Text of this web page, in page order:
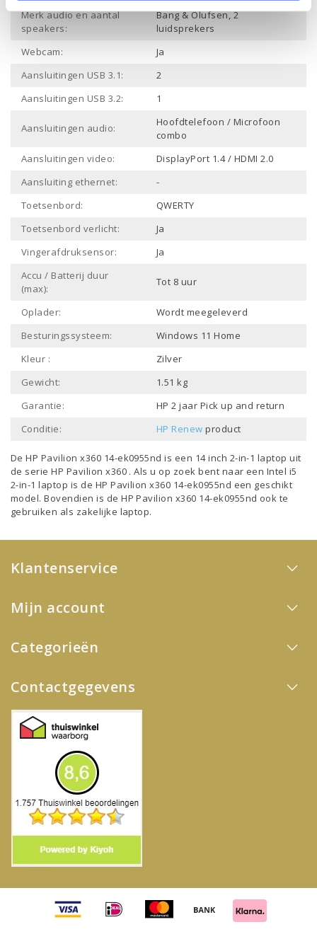
Merk audio en aantal
speakers:
Bang & Olufsen, 2
luidsprekers
Webcam:
Ja
Aansluitingen USB 3.1:
2
Aansluitingen USB 3.2:
1
Aansluitingen audio:
Hoofdtelefoon / Microfoon
combo
Aansluitingen video:
DisplayPort 1.4 / HDMI 2.0
Aansluiting ethernet:
-
Toetsenbord:
QWERTY
Toetsenbord verlicht:
Ja
Vingerafdruksensor:
Ja
Accu / Batterij duur
(max):
Tot 8 uur
Oplader:
Wordt meegeleverd
Besturingssysteem:
Windows 11 Home
Kleur :
Zilver
Gewicht:
1.51 kg
Garantie:
HP 2 jaar Pick up and return
Conditie:
HP Renew product
De HP Pavilion x360 14-ek0955nd is een 14 inch 2-in-1 laptop uit
de serieHP Pavilion x360 . Als u op zoek bent naar een Intel i5
2-in-1 laptop is de HP Pavilion x360 14-ek0955nd een geschikt
model. Bovendien is de HP Pavilion x360 14-ek0955nd ook te
gebruiken als zakelijke laptop.
Klantenservice
Mijn account
Categorieën
Contactgegevens